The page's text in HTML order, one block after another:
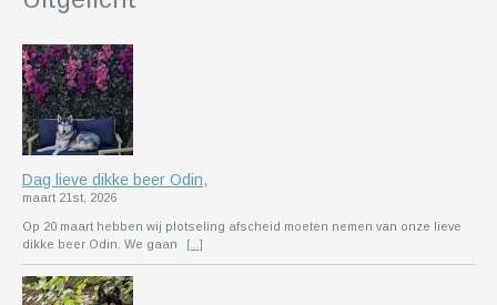
Dag lieve dikke beer Odin,
maart 21st, 2026
Op 20 maart hebben wij plotseling afscheid moeten nemen van onze lieve
dikke beer Odin. We gaan
[...]